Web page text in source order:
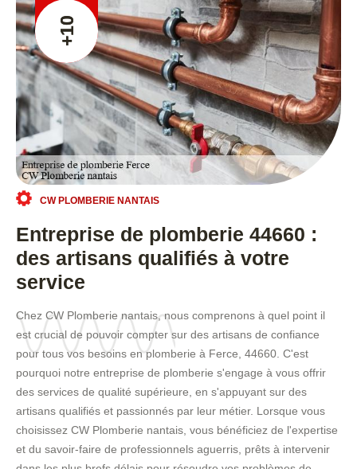
+10
CW PLOMBERIE NANTAIS
Entreprise de plomberie 44660 :
des artisans qualifiés à votre
service
Chez CW Plomberie nantais, nous comprenons à quel point il
est crucial de pouvoir compter sur des artisans de confiance
pour tous vos besoins en plomberie à Ferce, 44660. C'est
pourquoi notre entreprise de plomberie s'engage à vous offrir
des services de qualité supérieure, en s'appuyant sur des
artisans qualifiés et passionnés par leur métier. Lorsque vous
choisissez CW Plomberie nantais, vous bénéficiez de l'expertise
et du savoir-faire de professionnels aguerris, prêts à intervenir